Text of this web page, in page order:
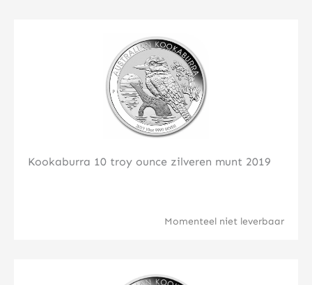
Kookaburra 10 troy ounce zilveren munt 2019
Momenteel niet leverbaar
Klik hier
Klik hier